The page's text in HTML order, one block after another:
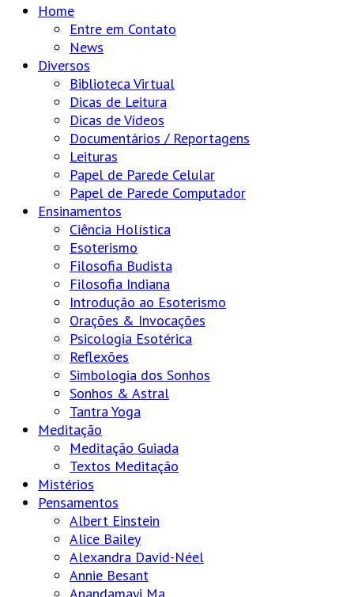
Home
Entre em Contato
News
Diversos
Biblioteca Virtual
Dicas de Leitura
Dicas de Vídeos
Documentários / Reportagens
Leituras
Papel de Parede Celular
Papel de Parede Computador
Ensinamentos
Ciência Holística
Esoterismo
Filosofia Budista
Filosofia Indiana
Introdução ao Esoterismo
Orações & Invocações
Psicologia Esotérica
Reflexões
Simbologia dos Sonhos
Sonhos & Astral
Tantra Yoga
Meditação
Meditação Guiada
Textos Meditação
Mistérios
Pensamentos
Albert Einstein
Alice Bailey
Alexandra David-Néel
Annie Besant
Anandamayi Ma